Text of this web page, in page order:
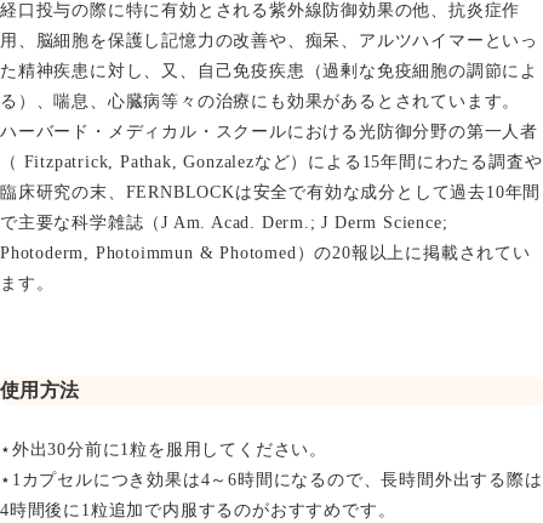
経口投与の際に特に有効とされる紫外線防御効果の他、抗炎症作
用、脳細胞を保護し記憶力の改善や、痴呆、アルツハイマーといっ
た精神疾患に対し、又、自己免疫疾患（過剰な免疫細胞の調節によ
る）、喘息、心臓病等々の治療にも効果があるとされています。
ハーバード・メディカル・スクールにおける光防御分野の第一人者
（ Fitzpatrick, Pathak, Gonzalezなど）による15年間にわたる調査や
臨床研究の末、FERNBLOCKは安全で有効な成分として過去10年間
で主要な科学雑誌（J Am. Acad. Derm.; J Derm Science;
Photoderm, Photoimmun & Photomed）の20報以上に掲載されてい
ます。
使用方法
⋆外出30分前に1粒を服用してください。
⋆1カプセルにつき効果は4～6時間になるので、長時間外出する際は
4時間後に1粒追加で内服するのがおすすめです。